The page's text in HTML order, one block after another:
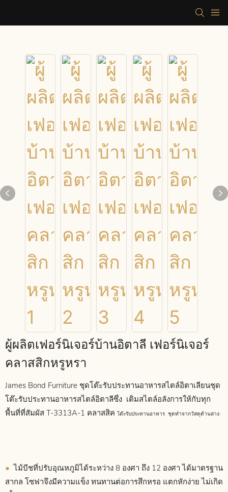
ผู้ผลิตเฟอร์นิเจอร์บ้านอิตาลี เฟอร์นิเจอร์
คลาสสิกหรูหรา
James Bond Furniture ชุดโต๊ะรับประทานอาหารสไตล์อิตาเลียนชุด
โต๊ะรับประทานอาหารสไตล์อิตาลีซึ่ง เติมสไตล์อลังการให้กับทุก
พื้นที่ที่สัมผัส T-3313A-1 คลาสสิค โต๊ะรับประทานอาหาร ชุดทำจากวัสดุด้านล่าง:
● ไม้บีชที่ปรับอุณหภูมิได้ระหว่าง 8 องศา ถึง 12 องศา ได้มาตรฐาน
สากล โซฟาจึงมีความแข็ง ทนทานต่อการสึกหรอ แตกหักง่าย ไม่เกิด